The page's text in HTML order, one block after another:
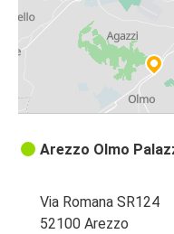
Arezzo Olmo
Via Romana SR124
52100 Arezzo